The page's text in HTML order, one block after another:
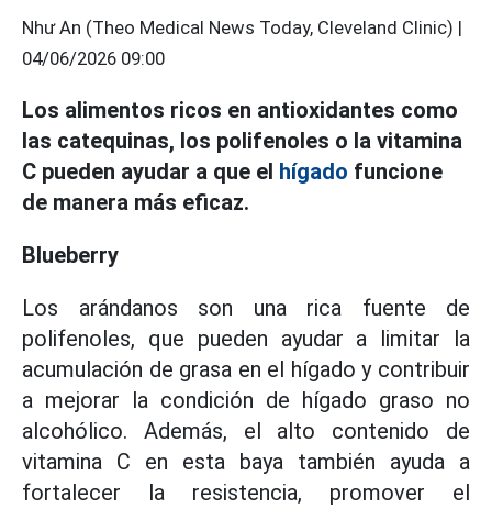
Như An (Theo Medical News Today, Cleveland Clinic) |
04/06/2026 09:00
Los alimentos ricos en antioxidantes como
las catequinas, los polifenoles o la vitamina
C pueden ayudar a que el hígado funcione
de manera más eficaz.
Blueberry
Los arándanos son una rica fuente de
polifenoles, que pueden ayudar a limitar la
acumulación de grasa en el hígado y contribuir
a mejorar la condición de hígado graso no
alcohólico. Además, el alto contenido de
vitamina C en esta baya también ayuda a
fortalecer la resistencia, promover el